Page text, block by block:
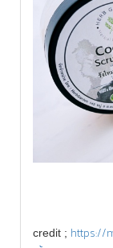
credit ; https://